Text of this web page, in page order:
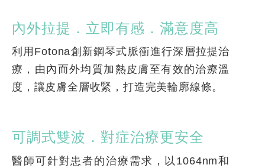
內外拉提．立即有感．滿意度高
利用Fotona創新鋼琴式脈衝進行深層拉提治
療，由內而外均質加熱皮膚至有效的治療溫
度，讓皮膚全層收緊，打造完美輪廓線條。
可調式雙波．對症治療更安全
醫師可針對患者的治療需求，以1064nm和